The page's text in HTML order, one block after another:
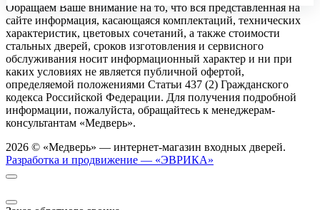
Обращаем Ваше внимание на то, что вся представленная на
сайте информация, касающаяся комплектаций, технических
характеристик, цветовых сочетаний, а также стоимости
стальных дверей, сроков изготовления и сервисного
обслуживания носит информационный характер и ни при
каких условиях не является публичной офертой,
определяемой положениями Статьи 437 (2) Гражданского
кодекса Российской Федерации. Для получения подробной
информации, пожалуйста, обращайтесь к менеджерам-
консультантам «Медверь».
2026 © «Медверь» — интернет-магазин входных дверей.
Разработка и продвижение — «ЭВРИКА»
использования систем аналитики (например,
Яндекс.Метрика), в соответствии с нашейПолитикой
обработки персональных данных.
Если вы не хотите, чтобы ваши данные обрабатывались,
настройте ограничения в браузере или покиньте сайт.